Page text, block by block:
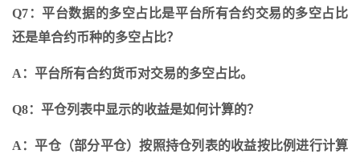
Q7：平台数据的多空占比是平台所有合约交易的多空占比
还是单合约币种的多空占比？
A：平台所有合约货币对交易的多空占比。
Q8：平仓列表中显示的收益是如何计算的？
A：平仓（部分平仓）按照持仓列表的收益按比例进行计算